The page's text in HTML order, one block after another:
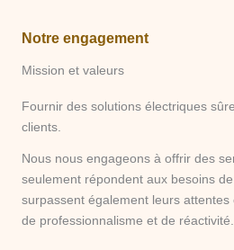
Notre engagement
Mission et valeurs
Fournir des solutions électriques
clients.
Nous nous engageons à offrir des
seulement répondent aux besoins
surpassent également leurs attentes
de professionnalisme et de réactivité.